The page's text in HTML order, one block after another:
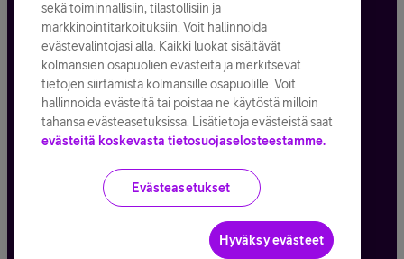
Käyttöehdot
Evästeiden käyttö
Toimitusehdot ja palvelukuvaukset
Kaikki hinnat ALV25,5%
© Telia Company2026
sekä toiminnallisiin, tilastollisiin ja
markkinointitarkoituksiin. Voit hallinnoida
evästevalintojasi alla. Kaikki luokat sisältävät
kolmansien osapuolien evästeitä ja merkitsevät
tietojen siirtämistä kolmansille osapuolille. Voit
hallinnoida evästeitä tai poistaa ne käytöstä milloin
tahansa evästeasetuksissa. Lisätietoja evästeistä saat
evästeitä koskevasta tietosuojaselosteestamme.
Evästeasetukset
Hyväksy evästeet